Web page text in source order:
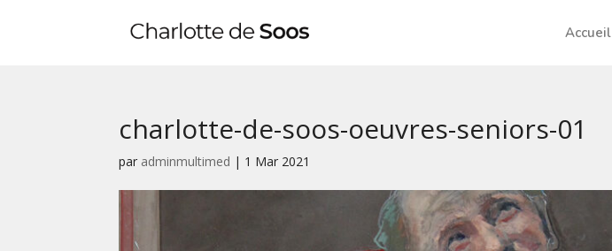
Accueil
charlotte-de-soos-oeuvres-seniors-01
par adminmultimed | 1 Mar 2021